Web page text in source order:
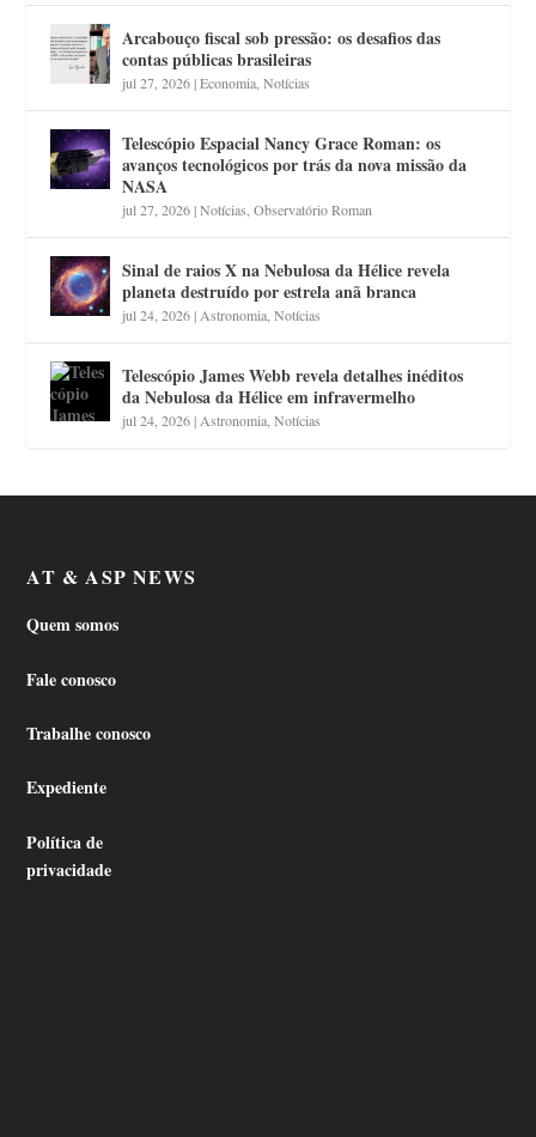
Arcabouço fiscal sob pressão: os desafios das
contas públicas brasileiras
jul 27, 2026|Economia ,Notícias
Telescópio Espacial Nancy Grace Roman: os
avanços tecnológicos por trás da nova missão da
NASA
jul 27, 2026|Notícias ,Observatório Roman
Sinal de raios X na Nebulosa da Hélice revela
planeta destruído por estrela anã branca
jul 24, 2026| Astronomia ,Notícias
Telescópio James Webb revela detalhes inéditos
da Nebulosa da Hélice em infravermelho
jul 24, 2026| Astronomia ,Notícias
AT & ASP NEWS
Quem somos
Fale conosco
Trabalhe conosco
Expediente
Política de
privacidade